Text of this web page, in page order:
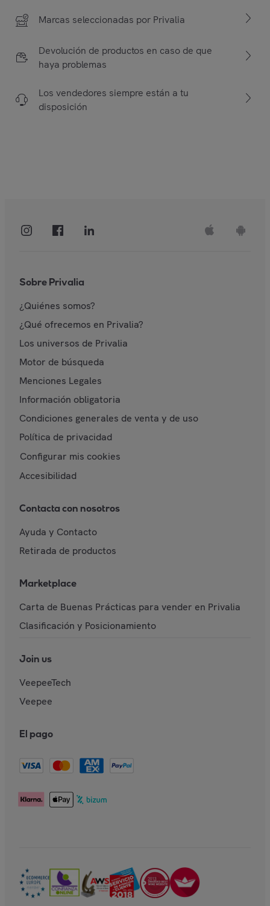
Marcas seleccionadas por Privalia
Devolución de productos en caso de que
haya problemas
Los vendedores siempre están a tu
disposición
Sobre Privalia
¿Quiénes somos?
¿Qué ofrecemos en Privalia?
Los universos de Privalia
Motor de búsqueda
Menciones Legales
Información obligatoria
Condiciones generales de venta y de uso
Política de privacidad
Configurar mis cookies
Accesibilidad
Contacta con nosotros
Ayuda y Contacto
Retirada de productos
Marketplace
Carta de Buenas Prácticas para vender en Privalia
Clasificación y Posicionamiento
Join us
VeepeeTech
Veepee
El pago